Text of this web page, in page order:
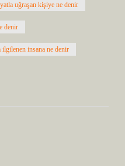
uğraşan kişiye ne denir
denir
ilgilenen insana ne denir